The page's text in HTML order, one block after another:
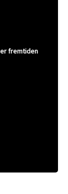
er fremtiden